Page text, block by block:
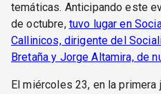
temáticas. Anticipando este
de octubre, tuvo lugar en
Callinicos, dirigente del
Bretaña y Jorge Altamira, de
El miércoles 23, en la primera